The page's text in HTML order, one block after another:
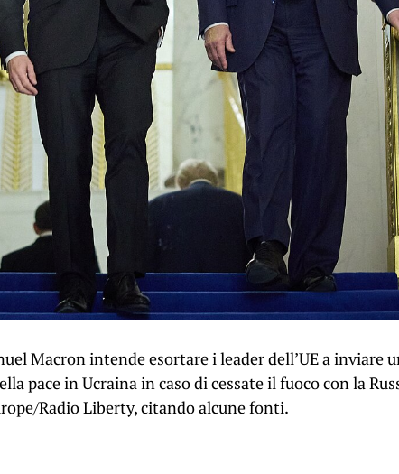
Macron intende esortare i leader dell’UE a inviare
pace in Ucraina in caso di cessate il fuoco con la
Radio Liberty, citando alcune fonti.